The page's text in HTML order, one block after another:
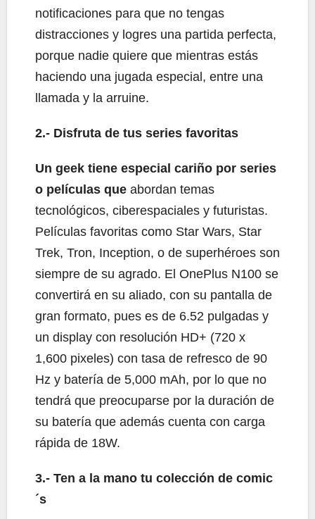
notificaciones para que no tengas
distracciones y logres una partida perfecta,
porque nadie quiere que mientras estás
haciendo una jugada especial, entre una
llamada y la arruine.
2.- Disfruta de tus series favoritas
Un geek tiene especial cariño por series
o películas que abordan temas
tecnológicos, ciberespaciales y futuristas.
Películas favoritas como Star Wars, Star
Trek, Tron, Inception, o de superhéroes son
siempre de su agrado. El OnePlus N100 se
convertirá en su aliado, con su pantalla de
gran formato, pues es de 6.52 pulgadas y
un display con resolución HD+ (720 x
1,600 pixeles) con tasa de refresco de 90
Hz y batería de 5,000 mAh, por lo que no
tendrá que preocuparse por la duración de
su batería que además cuenta con carga
rápida de 18W.
3.- Ten a la mano tu colección de comic
´s